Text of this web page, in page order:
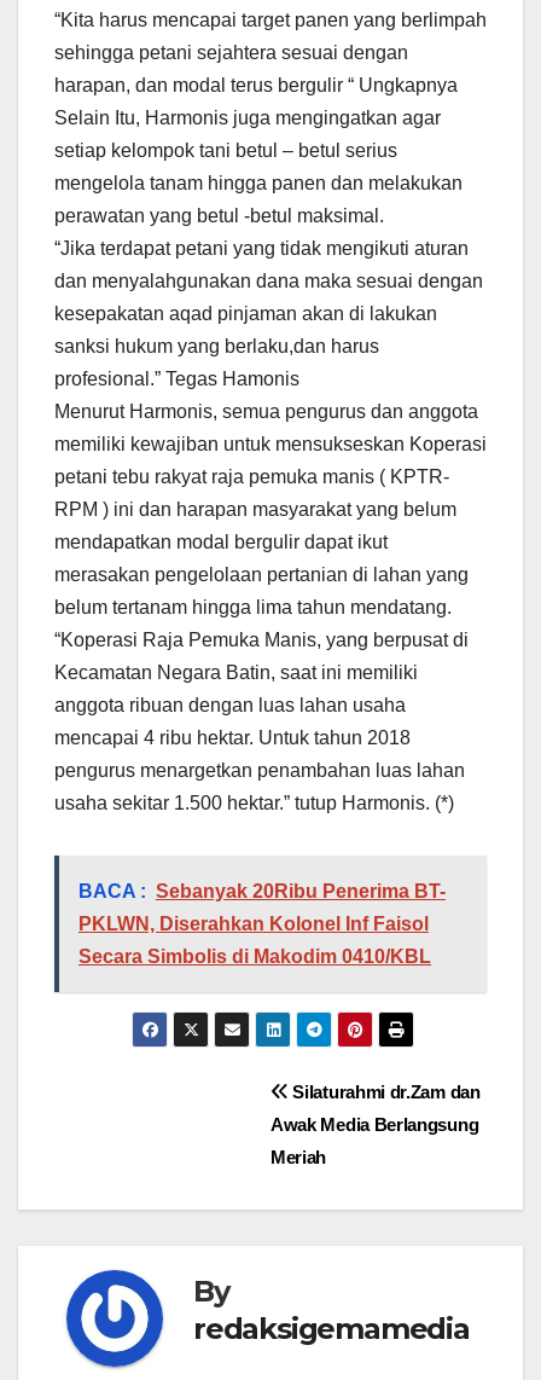
“Kita harus mencapai target panen yang berlimpah
sehingga petani sejahtera sesuai dengan
harapan, dan modal terus bergulir “ Ungkapnya
Selain Itu, Harmonis juga mengingatkan agar
setiap kelompok tani betul – betul serius
mengelola tanam hingga panen dan melakukan
perawatan yang betul -betul maksimal.
“Jika terdapat petani yang tidak mengikuti aturan
dan menyalahgunakan dana maka sesuai dengan
kesepakatan aqad pinjaman akan di lakukan
sanksi hukum yang berlaku,dan harus
profesional.” Tegas Hamonis
Menurut Harmonis, semua pengurus dan anggota
memiliki kewajiban untuk mensukseskan Koperasi
petani tebu rakyat raja pemuka manis ( KPTR-
RPM ) ini dan harapan masyarakat yang belum
mendapatkan modal bergulir dapat ikut
merasakan pengelolaan pertanian di lahan yang
belum tertanam hingga lima tahun mendatang.
“Koperasi Raja Pemuka Manis, yang berpusat di
Kecamatan Negara Batin, saat ini memiliki
anggota ribuan dengan luas lahan usaha
mencapai 4 ribu hektar. Untuk tahun 2018
pengurus menargetkan penambahan luas lahan
usaha sekitar 1.500 hektar.” tutup Harmonis. (*)
BACA : Sebanyak 20Ribu Penerima BT-
PKLWN, Diserahkan Kolonel Inf Faisol
Secara Simbolis di Makodim 0410/KBL
Silaturahmi dr.Zam dan
Awak Media Berlangsung
Meriah
By
redaksigemamedia